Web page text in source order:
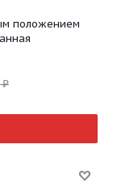
положением
₽